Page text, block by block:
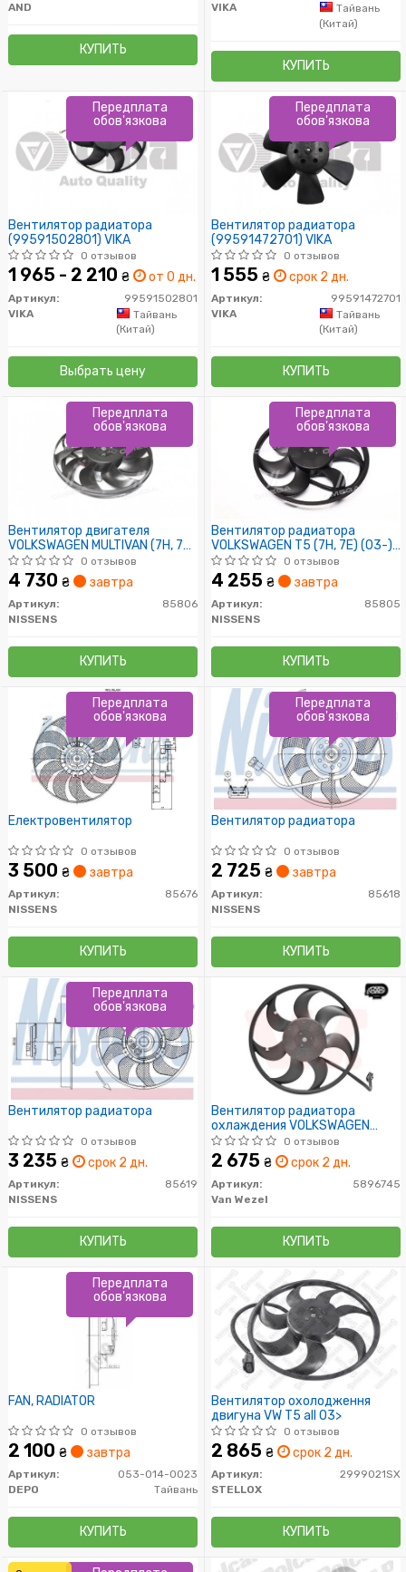
AND
КУПИТЬ
VIKA
Тайвань
(Китай)
КУПИТЬ
Вентилятор радиатора
(99591502801) VIKA
0 отзывов
1 965 - 2 210 ₴ от 0 дн.
Артикул:
99591502801
VIKA
Тайвань
(Китай)
Выбрать цену
Передплата
обов'язкова
Вентилятор радиатора
(99591472701) VIKA
0 отзывов
1 555 ₴ срок 2 дн.
Артикул:
99591472701
VIKA
Тайвань
(Китай)
КУПИТЬ
Передплата
обов'язкова
Вентилятор двигателя
VOLKSWAGEN MULTIVAN (7H, 7E)
(03-) 1.9 (пр-во Nissens)
0 отзывов
4 730 ₴ завтра
Артикул:
85806
NISSENS
КУПИТЬ
Передплата
обов'язкова
Вентилятор радиатора
VOLKSWAGEN T5 (7H, 7E) (03-)
(пр-во Nissens)0 отзывов
4 255 ₴ завтра
Артикул:
85805
NISSENS
КУПИТЬ
Передплата
обов'язкова
Електровентилятор
0 отзывов
3 500 ₴ завтра
Артикул:
85676
NISSENS
КУПИТЬ
Передплата
обов'язкова
Вентилятор радиатора
0 отзывов
2 725 ₴ завтра
Артикул:
85618
NISSENS
КУПИТЬ
Передплата
обов'язкова
Вентилятор радиатора
0 отзывов
3 235 ₴ срок 2 дн.
Артикул:
85619
NISSENS
КУПИТЬ
Передплата
обов'язкова
Вентилятор радиатора
охлаждения VOLKSWAGEN
TRANSPORTER T5 (пр-во Van
Wezel)
0 отзывов
2 675 ₴ срок 2 дн.
Артикул:
5896745
Van Wezel
КУПИТЬ
FAN, RADIATOR
0 отзывов
2 100 ₴ завтра
Артикул:
053-014-0023
DEPO
Тайвань
КУПИТЬ
Передплата
обов'язкова
Вентилятор охолодження
двигуна VW T5 all 03>
0 отзывов
2 865 ₴ срок 2 дн.
Артикул:
2999021SX
STELLOX
КУПИТЬ